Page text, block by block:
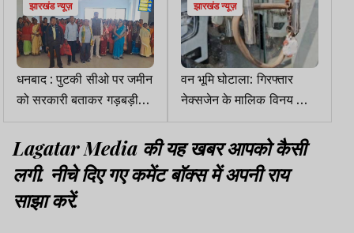
झारखंड न्यूज़
धनबाद : पुटकी सीओ पर जमीन
को सरकारी बताकर गड़बड़ी
करने का आरोप
झारखंड न्यूज़
वन भूमि घोटाला: गिरफ्तार
नेक्सजेन के मालिक विनय सिंह
के शोरूम को खोलने का निर्देश
Lagatar Media की यह खबर आपको कैसी
लगी. नीचे दिए गए कमेंट बॉक्स में अपनी राय
साझा करें.